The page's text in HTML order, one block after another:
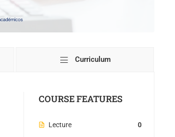
Curriculum
COURSE FEATURES
Lecture 0